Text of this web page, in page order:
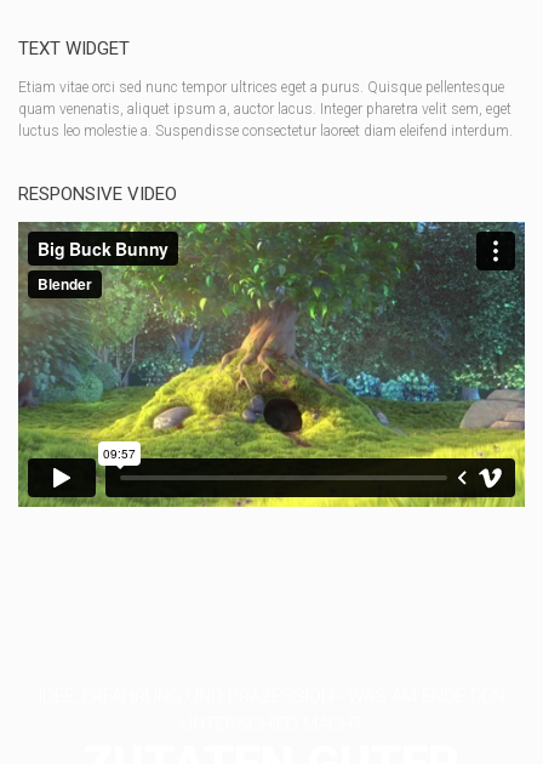
TEXT WIDGET
Etiam vitae orci sed nunc tempor ultrices eget a purus. Quisque pellentesque
quam venenatis, aliquet ipsum a, auctor lacus. Integer pharetra velit sem, eget
luctus leo molestie a. Suspendisse consectetur laoreet diam eleifend interdum.
RESPONSIVE VIDEO